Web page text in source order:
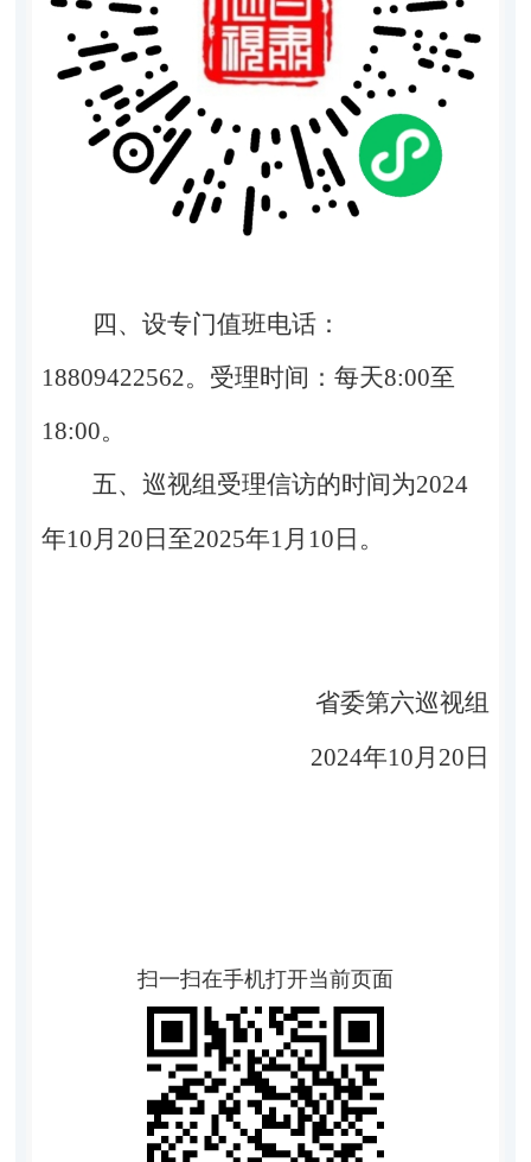
四、设专门值班电话：
18809422562。 受理时间：每天8:00至
18:00。
五、巡视组受理信访的时间为2024
年10 月 20 日至2025年1 月 10 日。
省委第六巡视组
2024年10 月 20 日
扫一扫在手机打开当前页面